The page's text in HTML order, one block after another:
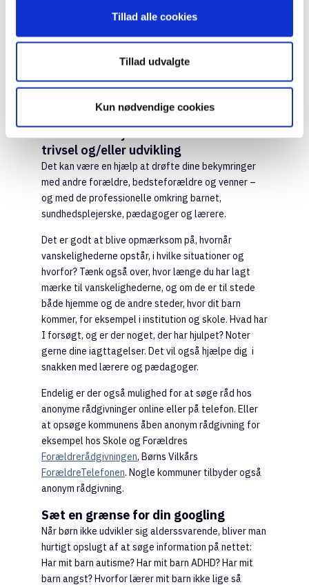
Tillad alle cookies
Tillad udvalgte
Kun nødvendige cookies
bekymrings-googling, og sørg
for at få nogen til at hjælpe dig
med at vurdere, om du har
grund til bekymring.
trivsel og/eller udvikling
Det kan være en hjælp at drøfte dine bekymringer
med andre forældre, bedsteforældre og venner –
og med de professionelle omkring barnet,
sundhedsplejerske, pædagoger og lærere.
Det er godt at blive opmærksom på, hvornår
vanskelighederne opstår, i hvilke situationer og
hvorfor? Tænk også over, hvor længe du har lagt
mærke til vanskelighederne, og om de er til stede
både hjemme og de andre steder, hvor dit barn
kommer, for eksempel i institution og skole. Hvad har
I forsøgt, og er der noget, der har hjulpet? Noter
gerne dine iagttagelser. Det vil også hjælpe dig i
snakken med lærere og pædagoger.
Endelig er der også mulighed for at søge råd hos
anonyme rådgivninger online eller på telefon. Eller
at opsøge kommunens åben anonym rådgivning for
eksempel hos Skole og Forældres
Forældrerådgivningen, Børns Vilkårs
ForældreTelefonen. Nogle kommuner tilbyder også
anonym rådgivning.
Sæt en grænse for din googling
Når børn ikke udvikler sig alderssvarende, bliver man
hurtigt opslugt af at søge information på nettet:
Har mit barn autisme? Har mit barn ADHD? Har mit
barn angst? Hvorfor lærer mit barn ikke lige så